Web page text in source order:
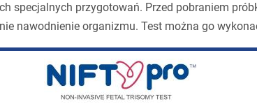
specjalnych przygotowań. Przed pobraniem
nawodnienie organizmu. Test można go